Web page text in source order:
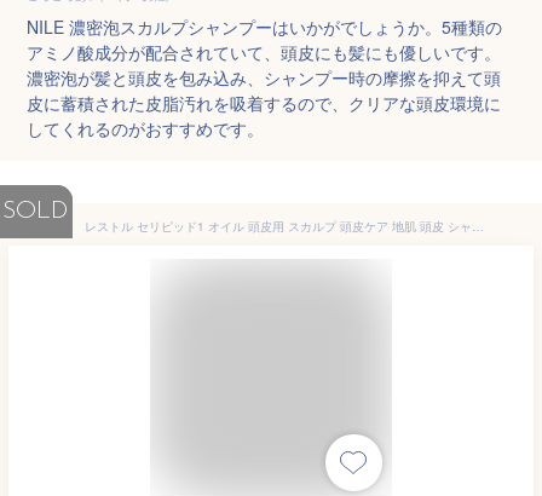
NILE 濃密泡スカルプシャンプーはいかがでしょうか。5種類の
アミノ酸成分が配合されていて、頭皮にも髪にも優しいです。
濃密泡が髪と頭皮を包み込み、シャンプー時の摩擦を抑えて頭
皮に蓄積された皮脂汚れを吸着するので、クリアな頭皮環境に
してくれるのがおすすめです。
SOLD
レストル セリピッド1 オイル 頭皮用 スカルプ 頭皮ケア 地肌 頭皮 シャンプー前 プレシャンプー クレンジング 毛穴 汚れ ディープケア リセット 乾燥 ゆらぎ におい 加齢臭 頭皮臭 フケ しっとり エイジングケア メンズ レディース 分け目 生え際 頭皮環境